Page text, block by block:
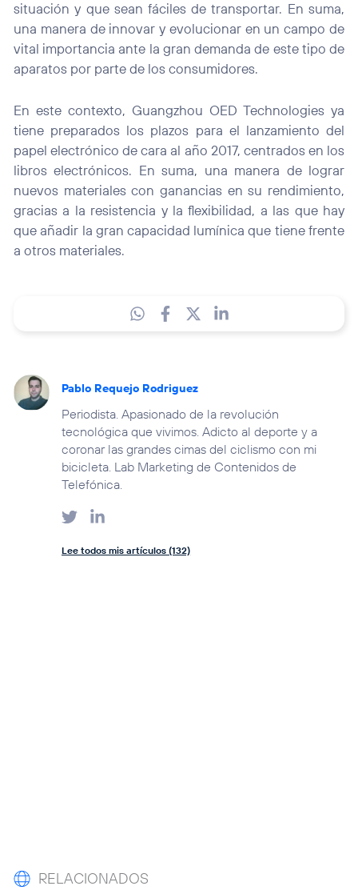
situación y que sean fáciles de transportar. En suma,
una manera de innovar y evolucionar en un campo de
vital importancia ante la gran demanda de este tipo de
aparatos por parte de los consumidores.
En este contexto, Guangzhou OED Technologies ya
tiene preparados los plazos para el lanzamiento del
papel electrónico de cara al año 2017, centrados en los
libros electrónicos. En suma, una manera de lograr
nuevos materiales con ganancias en su rendimiento,
gracias a la resistencia y la flexibilidad, a las que hay
que añadir la gran capacidad lumínica que tiene frente
a otros materiales.
Pablo Requejo Rodriguez
Periodista. Apasionado de la revolución
tecnológica que vivimos. Adicto al deporte y a
coronar las grandes cimas del ciclismo con mi
bicicleta. Lab Marketing de Contenidos de
Telefónica.
Lee todos mis artículos (132)
RELACIONADOS